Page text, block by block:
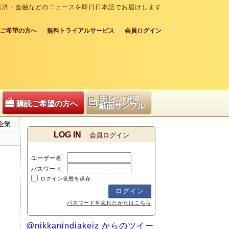
・金融などのニュースを即日日本語でお届けします
希望の方へ 無料トライアルサービス 会員ログイン
購読ご希望の方へ
日刊インド経済
紙面サンプル
業
LOG IN 会員ログイン
ユーザー名
パスワード
ログイン状態を保存
パスワードを忘れたかたはこちら
@nikkanindiakeiz からのツイー